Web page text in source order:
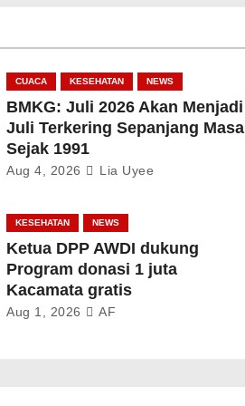
CUACA KESEHATAN NEWS
BMKG: Juli 2026 Akan Menjadi
Juli Terkering Sepanjang Masa
Sejak 1991
Aug 4, 2026 Lia Uyee
KESEHATAN NEWS
Ketua DPP AWDI dukung
Program donasi 1 juta
Kacamata gratis
Aug 1, 2026 AF